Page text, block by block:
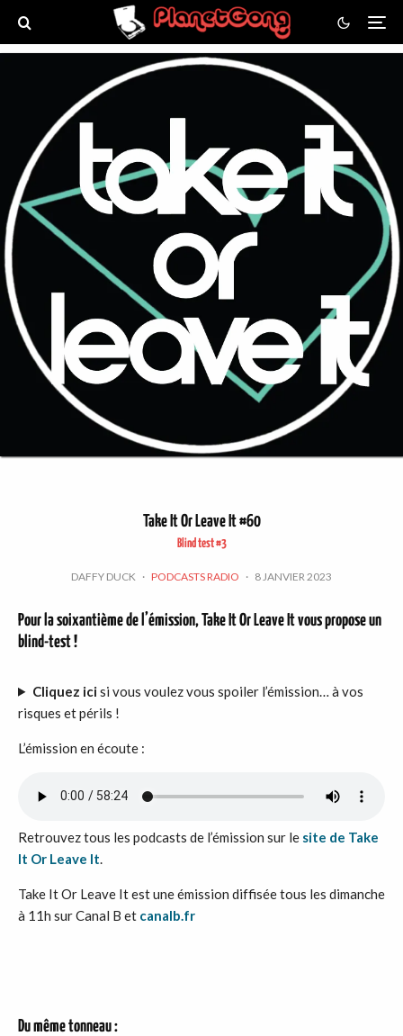
Take It Or Leave It #60
Blind test #3
DAFFY DUCK · PODCASTS RADIO · 8 JANVIER 2023
Pour la soixantième de l’émission, Take It Or Leave It vous propose un
blind-test !
Cliquez icisi vous voulez vous spoiler l’émission… à vos
risques et périls !
L’émission en écoute :
Retrouvez tous les podcasts de l’émission sur le site de Take
It Or Leave It.
Take It Or Leave It est une émission diffisée tous les dimanche
à 11h sur Canal B et canalb.fr
Du même tonneau :